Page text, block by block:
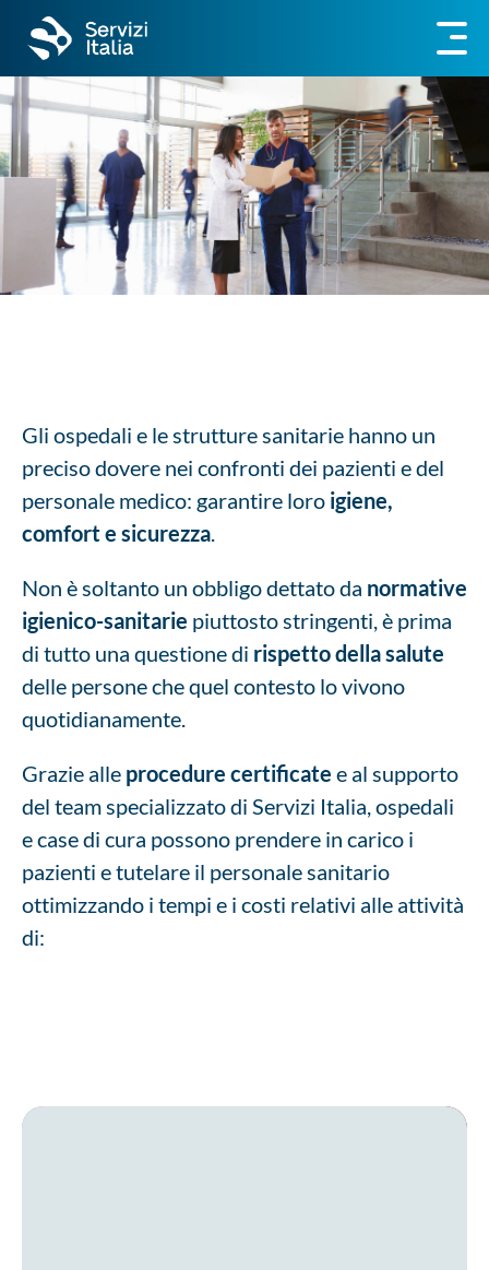
Gli ospedali e le strutture sanitarie hanno un
preciso dovere nei confronti dei pazienti e del
personale medico: garantire loro igiene,
comfort e sicurezza.
Non è soltanto un obbligo dettato da normative
igienico-sanitarie piuttosto stringenti, è prima
di tutto una questione di rispetto della salute
delle persone che quel contesto lo vivono
quotidianamente.
Grazie alle procedure certificate e al supporto
del team specializzato di Servizi Italia, ospedali
e case di cura possono prendere in carico i
pazienti e tutelare il personale sanitario
ottimizzando i tempi e i costi relativi alle attività
di: